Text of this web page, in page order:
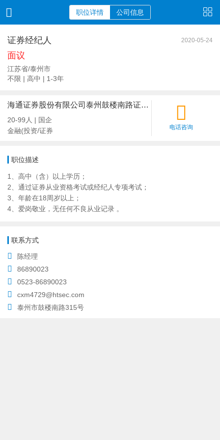
职位详情 公司信息
证券经纪人 2020-05-24
面议
江苏省/泰州市
不限 | 高中 | 1-3年
海通证券股份有限公司泰州鼓楼南路证券营业部
20-99人 | 国企
金融(投资/证券
电话咨询
职位描述
1、高中（含）以上学历；
2、通过证券从业资格考试或经纪人专项考试；
3、年龄在18周岁以上；
4、爱岗敬业，无任何不良从业记录 。
联系方式
陈经理
86890023
0523-86890023
cxm4729@htsec.com
泰州市鼓楼南路315号